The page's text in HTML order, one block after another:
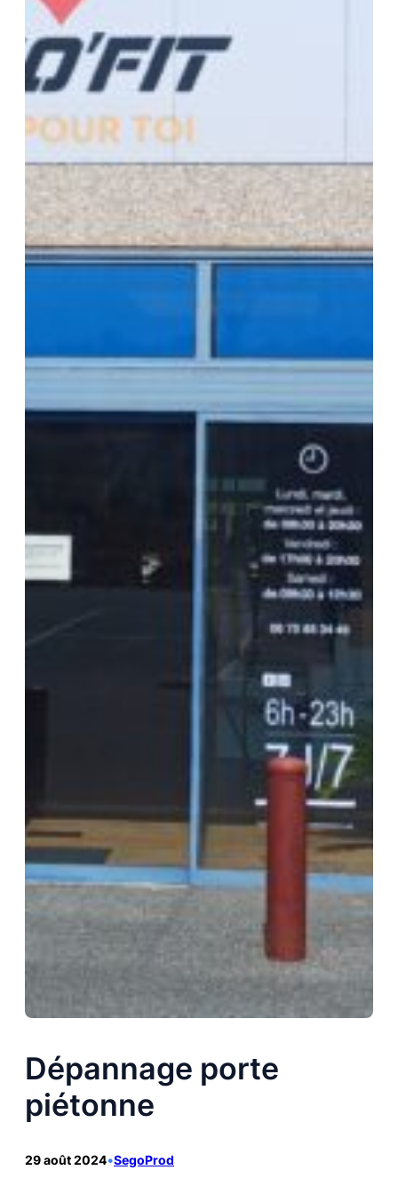
Dépannage porte
piétonne
29 août 2024•SegoProd